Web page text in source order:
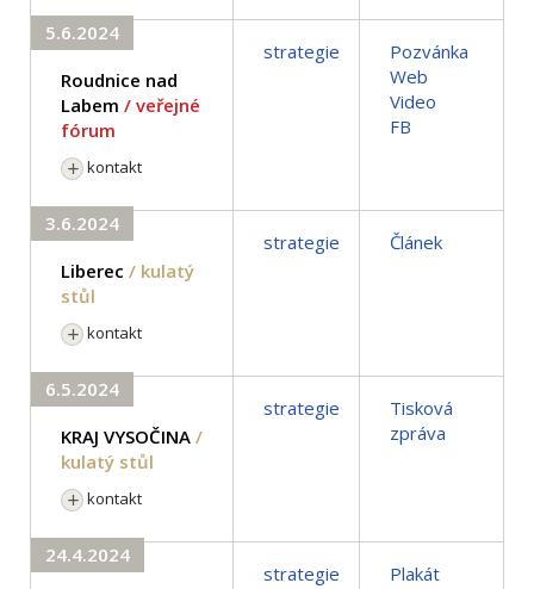
5.6.2024
Roudnice nad
Labem / veřejné
fórum
kontakt
strategie
Pozvánka
Web
Video
FB
3.6.2024
Liberec / kulatý
stůl
kontakt
strategie Článek
6.5.2024
KRAJ VYSOČINA /
kulatý stůl
kontakt
strategie
Tisková
zpráva
24.4.2024
strategie
Plakát